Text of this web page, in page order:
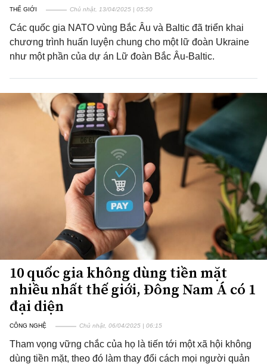
THẾ GIỚI Chủ nhật, 13/04/2025 | 05:50
Các quốc gia NATO vùng Bắc Âu và Baltic đã triển khai
chương trình huấn luyện chung cho một lữ đoàn Ukraine
như một phần của dự án Lữ đoàn Bắc Âu-Baltic.
10 quốc gia không dùng tiền mặt
nhiều nhất thế giới, Đông Nam Á có 1
đại diện
CÔNG NGHỆ Chủ nhật, 06/04/2025 | 06:15
Tham vọng vững chắc của họ là tiến tới một xã hội không
dùng tiền mặt, theo đó làm thay đổi cách mọi người quản